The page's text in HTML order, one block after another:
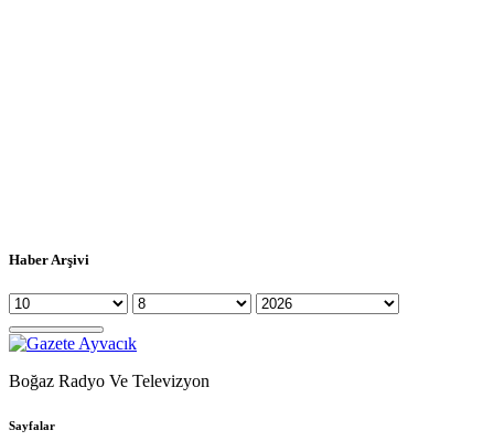
Haber Arşivi
Boğaz Radyo Ve Televizyon
Sayfalar